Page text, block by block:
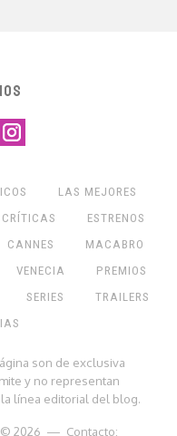
LAS MEJORES
CRÍTICAS
ESTRENOS
CANNES
MACABRO
VENECIA
PREMIOS
SERIES
TRAILERS
son de exclusiva
y no representan
línea editorial del blog.
© 2026 — Contacto: